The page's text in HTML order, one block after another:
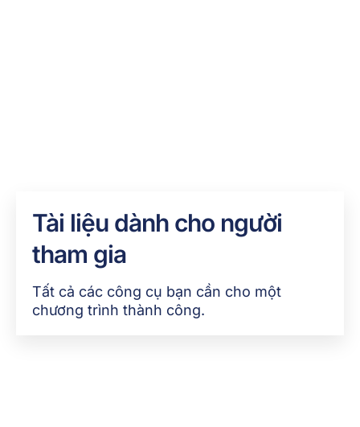
Tài liệu dành cho người
tham gia
Tất cả các công cụ bạn cần cho một
chương trình thành công.